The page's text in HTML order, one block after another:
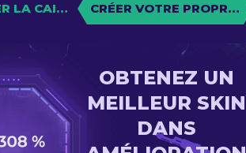
LA CAISSE CRÉER VOTRE PROPRE
OBTENEZ UN
MEILLEUR SKIN
DANS